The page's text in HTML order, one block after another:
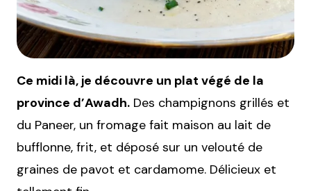
Ce midi là, je découvre un plat végé de la
province d’Awadh. Des champignons grillés et
du Paneer, un fromage fait maison au lait de
bufflonne, frit, et déposé sur un velouté de
graines de pavot et cardamome. Délicieux et